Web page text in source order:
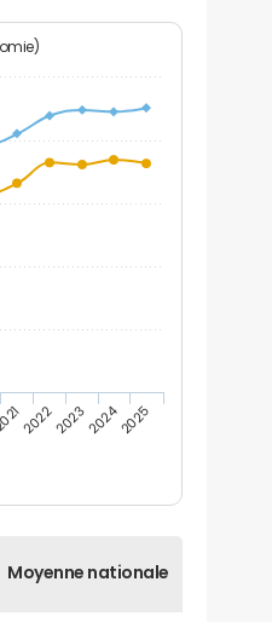
2022202320242025
Moyenne nationale